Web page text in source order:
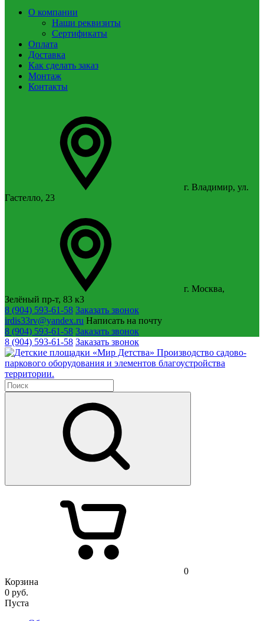
О компании
Наши реквизиты
Сертификаты
Оплата
Доставка
Как сделать заказ
Монтаж
Контакты
г. Владимир, ул.
Гастелло, 23
г. Москва,
Зелёный пр-т, 83 к3
8 (904) 593-61-58 Заказать звонок
irdis33rv@yandex.ru Написать на почту
8 (904) 593-61-58 Заказать звонок
8 (904) 593-61-58 Заказать звонок
Производство садово-
паркового оборудования и элементов благоустройства
территории.
0
Корзина
0 руб.
Пуста